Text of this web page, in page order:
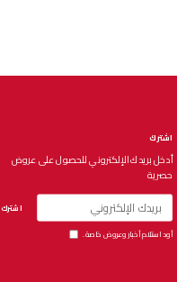
اشترك
أدخل بريدك الإلكتروني للحصول على عروض
حصرية
اشترك
أود استلام أخبار وعروض خاصة.